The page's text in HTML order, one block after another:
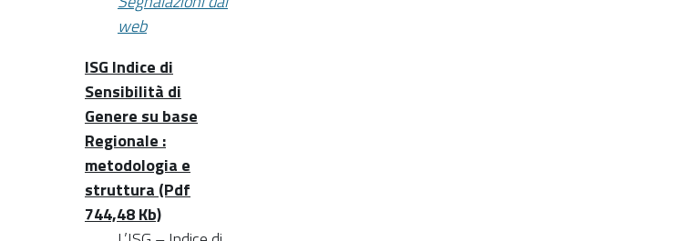
web
ISG Indice di
Sensibilità di
Genere su base
Regionale :
metodologia e
struttura (Pdf
744,48 Kb)